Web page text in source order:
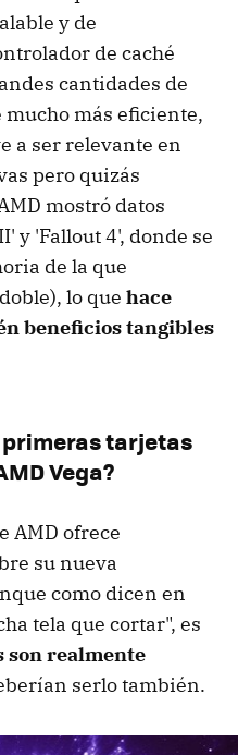
y de
de caché
cantidades de
más eficiente,
a ser relevante en
pero quizás
mostró datos
y 'Fallout 4', donde se
de la que
lo que hace
beneficios tangibles
tarjetas
Vega?
AMD ofrece
su nueva
como dicen en
tela que cortar", es
son realmente
serlo también.